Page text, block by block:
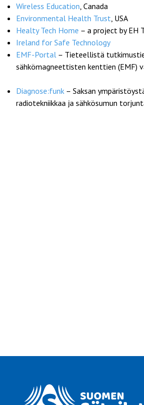
Wireless Education, Canada
Environmental Health Trust, USA
Healty Tech Home – a project by EH
Ireland for Safe Technology
EMF-Portal – Tieteellistä
sähkömagneettisten kenttien (EMF)
Diagnose:funk – Saksan
radiotekniikkaa ja sähkösumun